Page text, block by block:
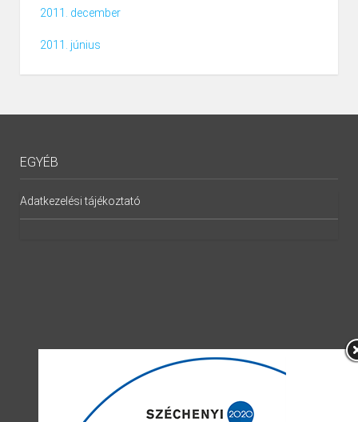
2011. december
2011. június
EGYÉB
Adatkezelési tájékoztató